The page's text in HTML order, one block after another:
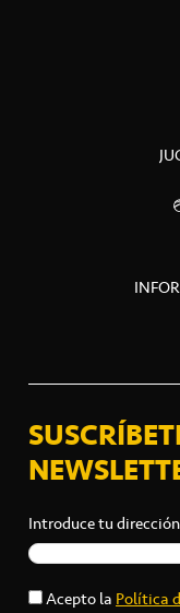
Introduce tu
Acepto laPolítica